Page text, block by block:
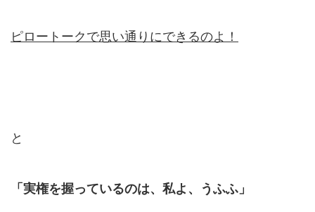
ピロートークで思い通りにできるのよ！
と
「実権を握っているのは、私よ、うふふ」